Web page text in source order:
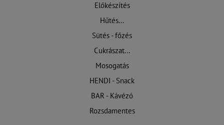
Előkészítés
Hűtés...
Sütés - főzés
Cukrászat...
Mosogatás
HENDI - Snack
BAR - Kávézó
Rozsdamentes